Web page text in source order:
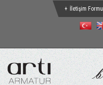
İletişim Formu